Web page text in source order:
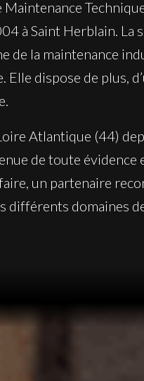
Maintenance
à Saint Herblain. La
de la maintenance
dispose de plus,
Atlantique (44)
de toute évidence
un partenaire
différents domaines